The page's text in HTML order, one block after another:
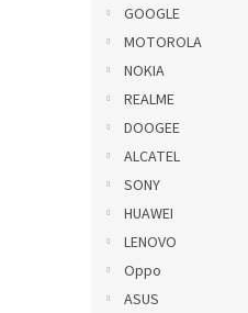
GOOGLE
MOTOROLA
NOKIA
REALME
DOOGEE
ALCATEL
SONY
HUAWEI
LENOVO
Oppo
ASUS